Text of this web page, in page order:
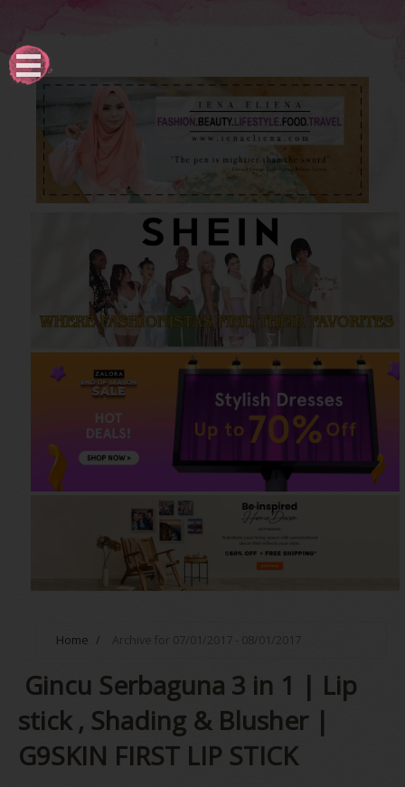
Home / Archive for 07/01/2017 - 08/01/2017
Gincu Serbaguna 3 in 1 | Lip
stick , Shading & Blusher |
G9SKIN FIRST LIP STICK